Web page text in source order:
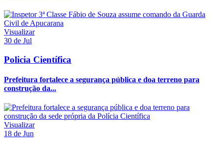
Visualizar
30 de Jul
Policia Científica
Prefeitura fortalece a segurança pública e doa terreno para
construção da...
Visualizar
18 de Jun